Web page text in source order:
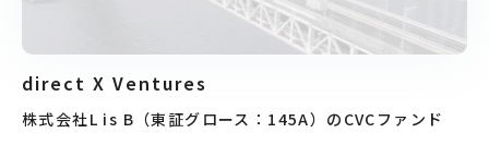
direct X Ventures
株式会社L is B（東証グロース：145A）のCVCファンド